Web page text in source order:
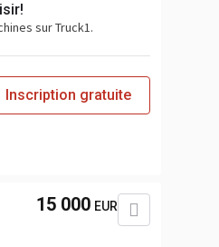
sur Truck1.
Inscription gratuite
15 000 EUR